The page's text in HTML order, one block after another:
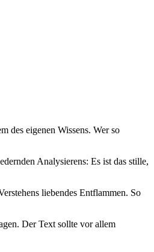
des eigenen Wissens. Wer so
Analysierens: Es ist das stille,
liebendes Entflammen. So
Der Text sollte vor allem